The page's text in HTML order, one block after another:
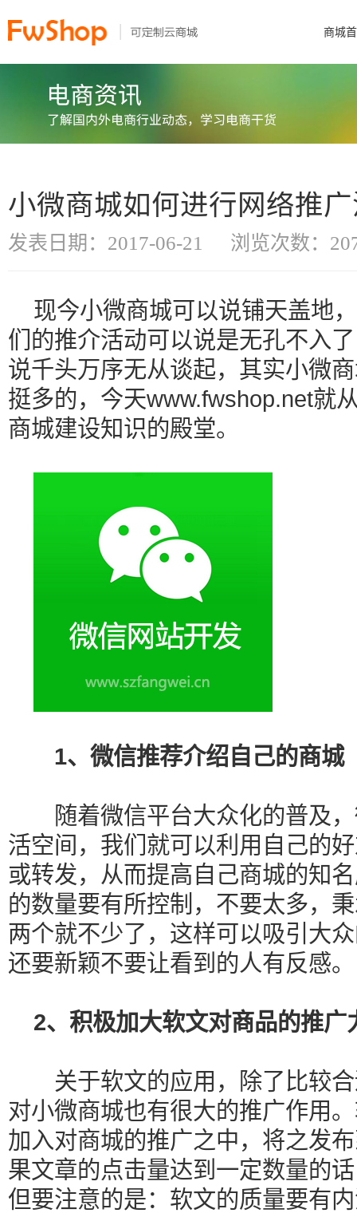
商城
小微商城如何进行网络推
发表日期：2017-06-21 浏览次数：
现今小微商城可以说铺天盖地
们的推介活动可以说是无孔不入
说千头万序无从谈起，其实小微
挺多的，今天www.fwshop.net就
商城建设知识的殿堂。
1、微信推荐介绍自己的商城
随着微信平台大众化的普及，
活空间，我们就可以利用自己的
或转发，从而提高自己商城的知
的数量要有所控制，不要太多，
两个就不少了，这样可以吸引大
还要新颖不要让看到的人有反感。
2、积极加大软文对商品的推广
关于软文的应用，除了比较合
对小微商城也有很大的推广作用
加入对商城的推广之中，将之发
果文章的点击量达到一定数量的
但要注意的是：软文的质量要有